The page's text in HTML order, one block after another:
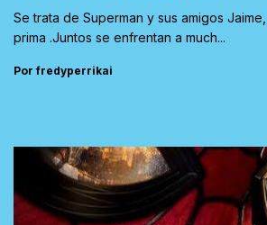
Se trata de Superman y sus amigos
prima .Juntos se enfrentan a much...
Por fredyperrikai